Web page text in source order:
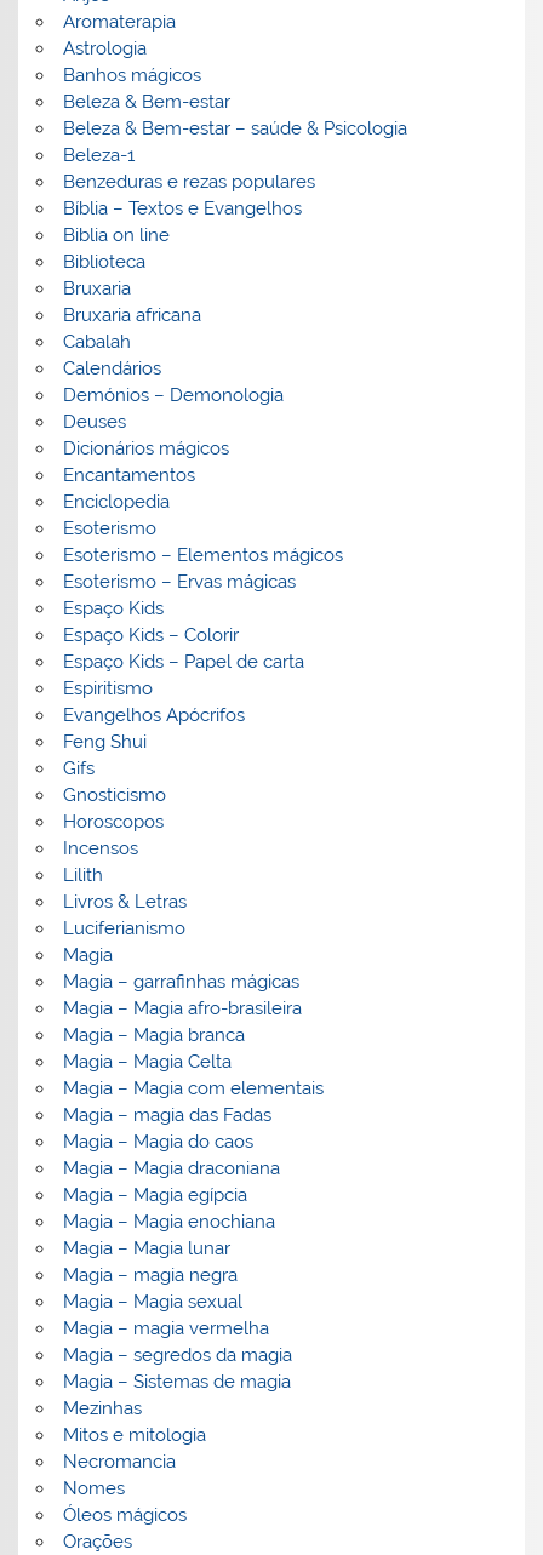
Aromaterapia
Astrologia
Banhos mágicos
Beleza & Bem-estar
Beleza & Bem-estar – saúde & Psicologia
Beleza-1
Benzeduras e rezas populares
Bíblia – Textos e Evangelhos
Biblia on line
Biblioteca
Bruxaria
Bruxaria africana
Cabalah
Calendários
Demónios – Demonologia
Deuses
Dicionários mágicos
Encantamentos
Enciclopedia
Esoterismo
Esoterismo – Elementos mágicos
Esoterismo – Ervas mágicas
Espaço Kids
Espaço Kids – Colorir
Espaço Kids – Papel de carta
Espiritismo
Evangelhos Apócrifos
Feng Shui
Gifs
Gnosticismo
Horoscopos
Incensos
Lilith
Livros & Letras
Luciferianismo
Magia
Magia – garrafinhas mágicas
Magia – Magia afro-brasileira
Magia – Magia branca
Magia – Magia Celta
Magia – Magia com elementais
Magia – magia das Fadas
Magia – Magia do caos
Magia – Magia draconiana
Magia – Magia egípcia
Magia – Magia enochiana
Magia – Magia lunar
Magia – magia negra
Magia – Magia sexual
Magia – magia vermelha
Magia – segredos da magia
Magia – Sistemas de magia
Mezinhas
Mitos e mitologia
Necromancia
Nomes
Óleos mágicos
Orações